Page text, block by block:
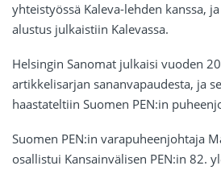
yhteistyössä Kaleva-lehden kanssa,
alustus julkaistiin Kalevassa.
Helsingin Sanomat julkaisi vuoden
artikkelisarjan sananvapaudesta, ja
haastateltiin Suomen PEN:in
Suomen PEN:in varapuheenjohtaja
osallistui Kansainvälisen PEN:in 82.